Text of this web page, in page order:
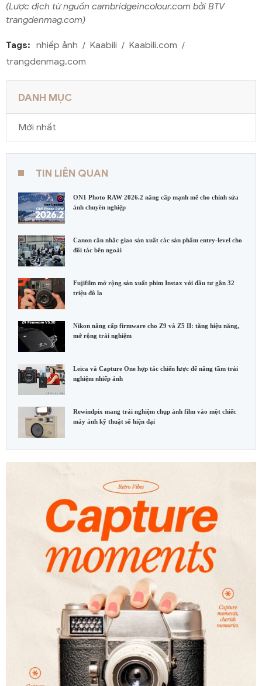
(Lược dịch từ nguồn cambridgeincolour.com bởi BTV
trangdenmag.com)
Tags: nhiếp ảnh Kaabili
Kaabili.com
trangdenmag.com
DANH MỤC
Mới nhất
TIN LIÊN QUAN
ON1 Photo RAW 2026.2 nâng cấp mạnh mẽ cho chỉnh sửa
ảnh chuyên nghiệp
Canon cân nhắc giao sản xuất các sản phẩm entry-level cho
đối tác bên ngoài
Fujifilm mở rộng sản xuất phim Instax với đầu tư gần 32
triệu đô la
Nikon nâng cấp firmware cho Z9 và Z5 II: tăng hiệu năng,
mở rộng trải nghiệm
Leica và Capture One hợp tác chiến lược để nâng tầm trải
nghiệm nhiếp ảnh
Rewindpix mang trải nghiệm chụp ảnh film vào một chiếc
máy ảnh kỹ thuật số hiện đại